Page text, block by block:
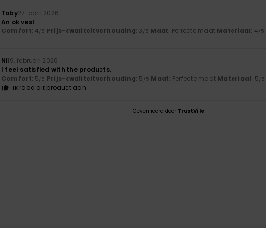
Toby27. april 2026
An ok vest
Comfort: 4/5 Prijs-kwaliteitverhouding: 3 /5 Maat: Perfecte maat Materiaal: 4/5
Ni19. februari 2026
I feel satisfied with the products.
Comfort: 5/5 Prijs-kwaliteitverhouding: 5 /5 Maat: Perfecte maat Materiaal: 5/5
Ik raad dit product aan
Geverifieerd door TrustVille